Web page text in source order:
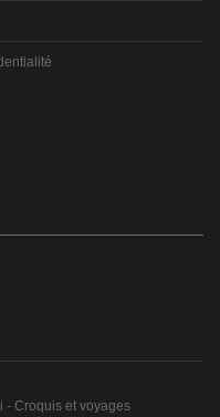
- Croquis et voyages